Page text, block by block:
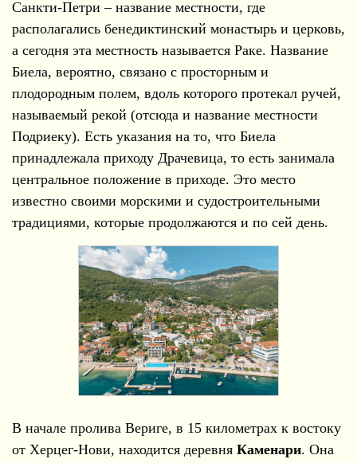
Санкти-Петри – название местности, где
располагались бенедиктинский монастырь и церковь,
а сегодня эта местность называется Раке. Название
Биела, вероятно, связано с просторным и
плодородным полем, вдоль которого протекал ручей,
называемый рекой (отсюда и название местности
Подриеку). Есть указания на то, что Биела
принадлежала приходу Драчевица, то есть занимала
центральное положение в приходе. Это место
известно своими морскими и судостроительными
традициями, которые продолжаются и по сей день.
В начале пролива Вериге, в 15 километрах к востоку
от Херцег-Нови, находится деревня Каменари. Она